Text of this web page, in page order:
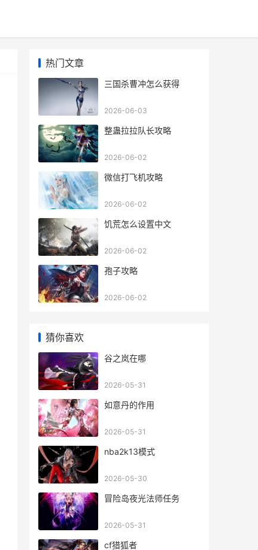
热门文章
三国杀曹冲怎么获得
2026-06-03
整蛊拉拉队长攻略
2026-06-02
微信打飞机攻略
2026-06-02
饥荒怎么设置中文
2026-06-02
孢子攻略
2026-06-02
猜你喜欢
谷之岚在哪
2026-05-31
如意丹的作用
2026-05-31
nba2k13模式
2026-05-30
冒险岛夜光法师任务
2026-05-31
cf猎狐者